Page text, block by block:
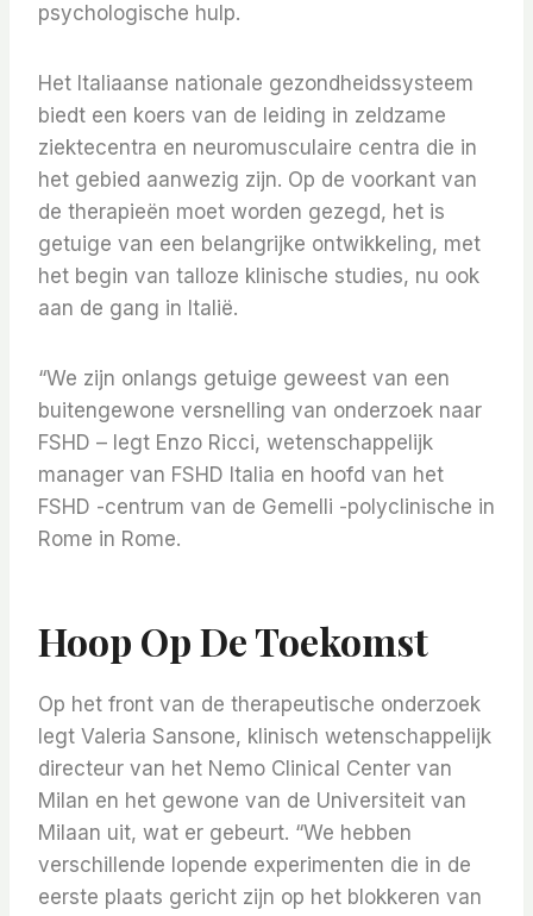
psychologische hulp.
Het Italiaanse nationale gezondheidssysteem
biedt een koers van de leiding in zeldzame
ziektecentra en neuromusculaire centra die in
het gebied aanwezig zijn. Op de voorkant van
de therapieën moet worden gezegd, het is
getuige van een belangrijke ontwikkeling, met
het begin van talloze klinische studies, nu ook
aan de gang in Italië.
“We zijn onlangs getuige geweest van een
buitengewone versnelling van onderzoek naar
FSHD – legt Enzo Ricci, wetenschappelijk
manager van FSHD Italia en hoofd van het
FSHD -centrum van de Gemelli -polyclinische in
Rome in Rome.
Hoop Op De Toekomst
Op het front van de therapeutische onderzoek
legt Valeria Sansone, klinisch wetenschappelijk
directeur van het Nemo Clinical Center van
Milan en het gewone van de Universiteit van
Milaan uit, wat er gebeurt. “We hebben
verschillende lopende experimenten die in de
eerste plaats gericht zijn op het blokkeren van